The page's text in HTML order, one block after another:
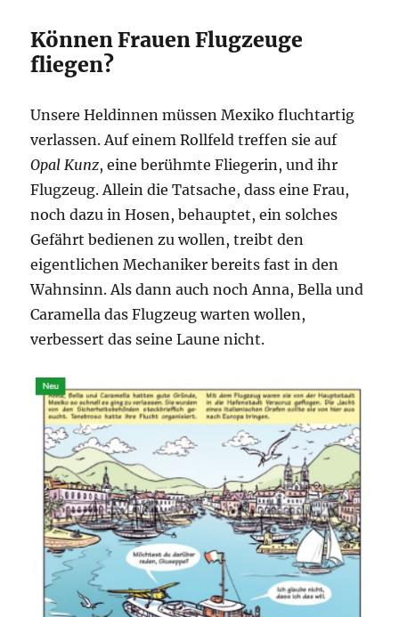
Können Frauen Flugzeuge
fliegen?
Unsere Heldinnen müssen Mexiko fluchtartig
verlassen. Auf einem Rollfeld treffen sie auf
Opal Kunz, eine berühmte Fliegerin, und ihr
Flugzeug. Allein die Tatsache, dass eine Frau,
noch dazu in Hosen, behauptet, ein solches
Gefährt bedienen zu wollen, treibt den
eigentlichen Mechaniker bereits fast in den
Wahnsinn. Als dann auch noch Anna, Bella und
Caramella das Flugzeug warten wollen,
verbessert das seine Laune nicht.